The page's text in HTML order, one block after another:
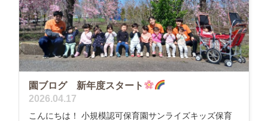
園ブログ 新年度スタート
2026.04.17
こんにちは！ 小規模認可保育園サンライズキッズ保育